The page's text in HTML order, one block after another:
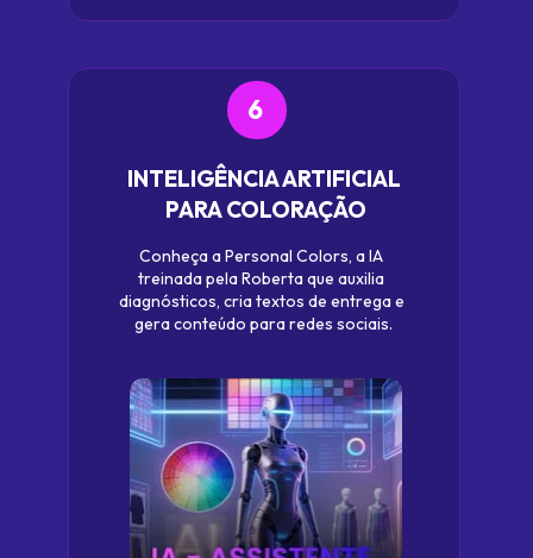
INTELIGÊNCIA ARTIFICIAL
PARA COLORAÇÃO
6
Conheça a Personal Colors, a IA
treinada pela Roberta que auxilia
diagnósticos, cria textos de entrega e
gera conteúdo para redes sociais.